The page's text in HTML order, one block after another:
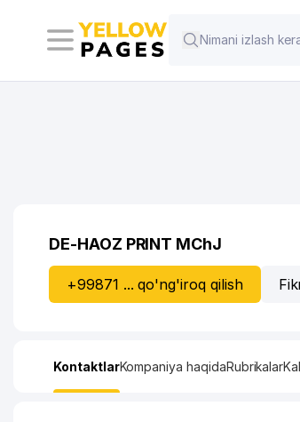
DE-HAOZ PRINT MChJ
+99871 ... qo'ng'iroq qilish
KontaktlarKompaniya haqidaRubrikalar